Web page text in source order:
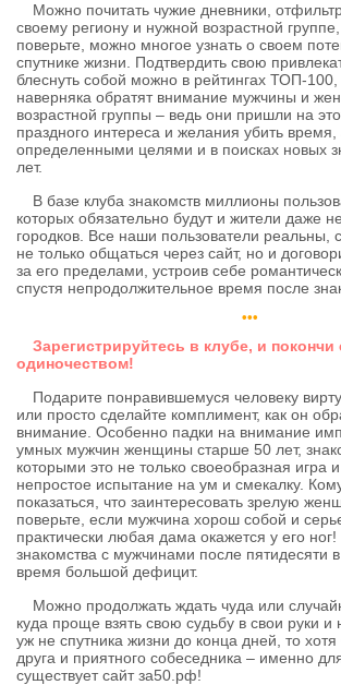
Можно почитать чужие дневники,
своему региону и нужной возрастной
поверьте, можно многое узнать о своем
спутнике жизни. Подтвердить свою
блеснуть собой можно в рейтингах ТОП-100,
наверняка обратят внимание мужчины и
возрастной группы – ведь они пришли на
праздного интереса и желания убить
определенными целями и в поисках новых
лет.
В базе клуба знакомств миллионы
которых обязательно будут и жители даже
городков. Все наши пользователи реальны,
не только общаться через сайт, но и
за его пределами, устроив себе
спустя непродолжительное время после
•••
Зарегистрируйтесь в клубе, и покончи
одиночеством!
Подарите понравившемуся человеку
или просто сделайте комплимент, как он
внимание. Особенно падки на внимание
умных мужчин женщины старше 50 лет,
которыми это не только своеобразная игра
непростое испытание на ум и смекалку.
показаться, что заинтересовать зрелую
поверьте, если мужчина хорош собой и
практически любая дама окажется у его
знакомства с мужчинами после пятидесяти
время большой дефицит.
Можно продолжать ждать чуда или
куда проще взять свою судьбу в свои руки и
уж не спутника жизни до конца дней, то
друга и приятного собеседника – именно
существует сайт за50.рф!